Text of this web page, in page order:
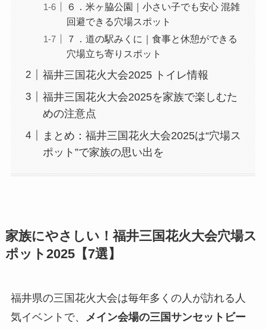
６．米ヶ脇公園｜小さい子でも安心 混雑
回避できる穴場スポット
７．道の駅みくに｜食事と休憩ができる
穴場立ち寄りスポット
福井三国花火大会2025 トイレ情報
福井三国花火大会2025を家族で楽しむた
めの注意点
まとめ：福井三国花火大会2025は“穴場ス
ポット”で家族の思い出を
家族にやさしい！福井三国花火大会穴場ス
ポット2025【7選】
福井県の三国花火大会は毎年多くの人が訪れる人
気イベントで、
メイン会場の三国サンセットビー